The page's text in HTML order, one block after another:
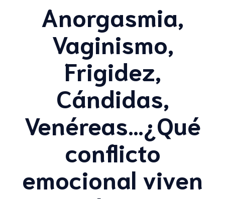
Anorgasmia,
Vaginismo,
Frigidez,
Cándidas,
Venéreas…¿Qué
conflicto
emocional viven